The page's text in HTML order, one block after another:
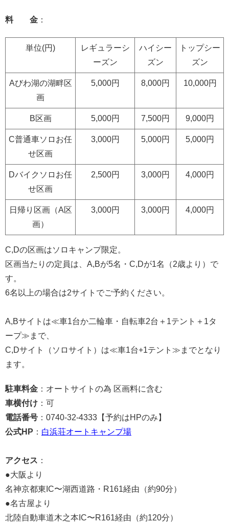
料 金 ：
単位(円)
レギュラーシ
ーズン
ハイシー
ズン
トップシー
ズン
Aびわ湖の湖畔区
画
5,000円 8,000円 10,000円
B区画 5,000円 7,500円 9,000円
C普通車ソロお任
せ区画
3,000円 5,000円 5,000円
Dバイクソロお任
せ区画
2,500円 3,000円 4,000円
日帰り区画（A区
画）
3,000円 3,000円 4,000円
C,Dの区画はソロキャンプ限定。
区画当たりの定員は、A,Bが5名・C,Dが1名（2歳より）で
す。
6名以上の場合は2サイトでご予約ください。
A,Bサイトは≪車1台か二輪車・自転車2台＋1テント＋1タ
ープ≫まで、
C,Dサイト（ソロサイト）は≪車1台+1テント≫までとなり
ます。
駐車料金 ：オートサイトの為 区画料に含む
車横付け ：可
電話番号 ：0740-32-4333【予約はHPのみ】
公式HP ： 白浜荘オートキャンプ場
アクセス ：
●大阪より
名神京都東IC〜湖西道路・R161経由（約90分）
●名古屋より
北陸自動車道木之本IC〜R161経由（約120分）